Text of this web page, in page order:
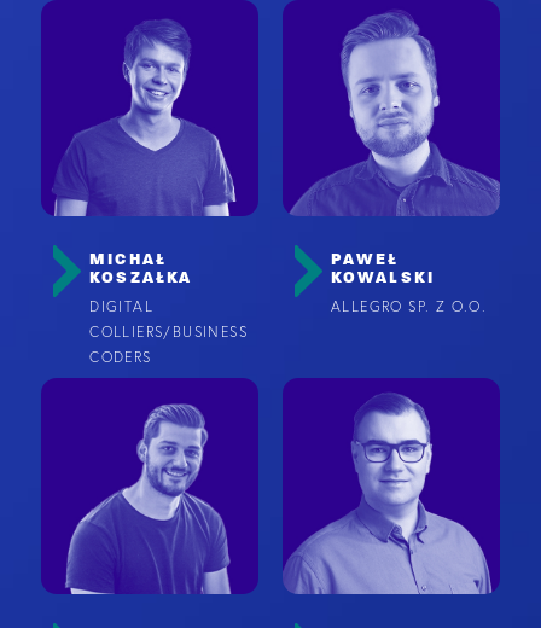
MICHAŁ
KOSZAŁKA
DIGITAL
COLLIERS/BUSINESS
CODERS
PAWEŁ
KOWALSKI
ALLEGRO SP. Z O.O.